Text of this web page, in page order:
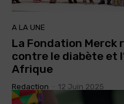
A LA UNE
La Fondation
contre le diabète et
Afrique
Redaction 12 Juin 2025